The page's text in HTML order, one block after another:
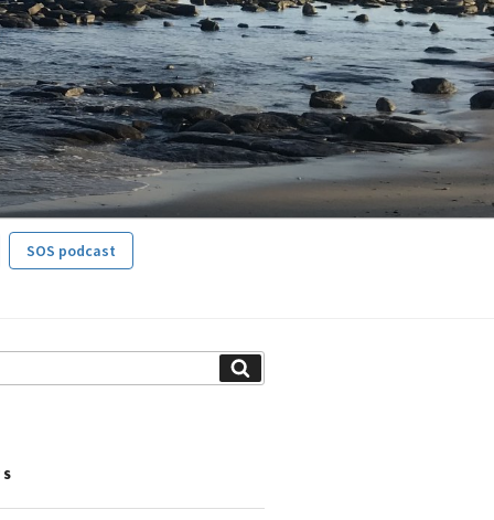
SOS podcast